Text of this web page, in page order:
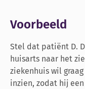
Voorbeeld
Stel dat patiënt D.
huisarts naar het
ziekenhuis wil
inzien, zodat hij